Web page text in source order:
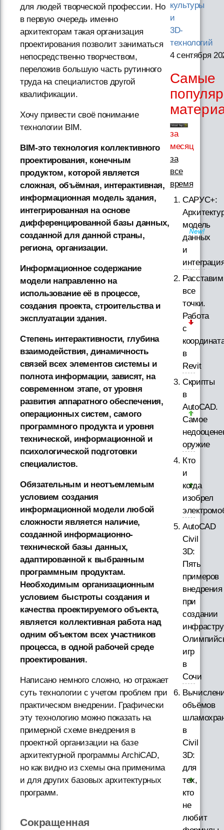
для людей творческой профессии. Но
в первую очередь именно
архитекторам такая организация
проектирования позволит заниматься
непосредственно творчеством,
переложив большую часть рутинного
труда на специалистов другой
квалификации.
Хочу привести своё понимание
технологии BIM.
BIМ-это технология коллективного
проектирования, конечным
продуктом, которой является
сложная, объёмная, интерактивная,
информационная модель здания,
интегрированная на основе
дифференцированной базы данных,
созданной для данной страны,
региона, организации.
Информационное содержание
модели направленно на
использование её в процессе,
создания проекта, строительства и
эксплуатации здания.
Степень интерактивности, глубина
взаимодействия, динамичность
связей всех элементов системы и
полнота информации, зависят, на
современном этапе, от уровня
развития аппаратного обеспечения,
операционных систем, самого
программного продукта и уровня
технической, информационной и
психологической подготовки
специалистов.
Обязательным и неотъемлемым
условием создания
информационной модели любой
сложности является наличие,
созданной информационно-
технической базы данных,
адаптированной к выбранным
программным продуктам.
Необходимым организационным
условием быстроты создания и
качества проектируемого объекта,
является коллективная работа над
одним объектом всех участников
процесса, в одной рабочей среде
проектирования.
Написано немного сложно, но отражает
суть технологии с учетом проблем при
практическом внедрении. Графически
эту технологию можно показать на
примерной схеме внедрения в
проектной организации на базе
архитектурной программы АrchiCAD,
но как видно из схемы она применима
и для других базовых архитектурных
программ.
Сокращенная
культуры
и
3D-
технологий
4 сентября
Самые
за
месяц
за
все
время
САРУС+:
модель
данных
и
Расставим
все
точки.
Работа
с
в
Revit
Скрипты
в
AutoCAD.
Самое
оружие
Кто
и
когда
изобрел
AutoCAD
Civil
3D:
Пять
примеров
внедрения
при
создании
игр
в
Сочи
объёмов
в
Civil
3D:
для
тех,
кто
не
любит